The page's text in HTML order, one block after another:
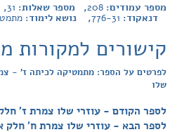
מספר עמודים: 208, מספר שאלות: 31
, ISBN:
דנאקוד: 776-31, נושא לימוד:
קישורים למקורות
לפרטים על הספר: מתמטיקה לכיתה ז' -
שלו
לספר הקודם - עוזרי שלו צמרת ז'
לספר הבא - עוזרי שלו צמרת ח' חלק